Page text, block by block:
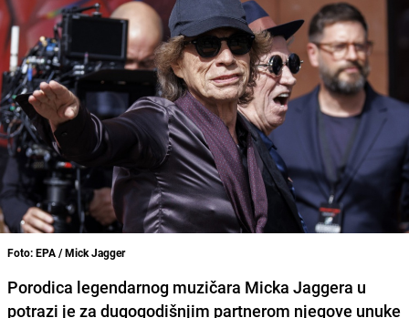
Foto: EPA / Mick Jagger
Porodica legendarnog muzičara Micka Jaggera u
potrazi je za dugogodišnjim partnerom njegove unuke